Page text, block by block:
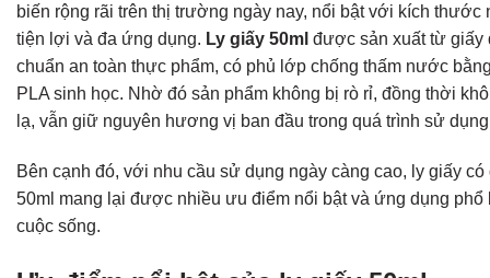
biến rộng rãi trên thị trường ngày nay, nổi bật với kích thước
tiện lợi và đa ứng dụng. Ly giấy 50ml được sản xuất từ giấy
chuẩn an toàn thực phẩm, có phủ lớp chống thấm nước
PLA sinh học. Nhờ đó sản phẩm không bị rò rỉ, đồng thời
lạ, vẫn giữ nguyên hương vị ban đầu trong quá trình sử
Bên cạnh đó, với nhu cầu sử dụng ngày càng cao, ly giấy có
50ml mang lại được nhiều ưu điểm nổi bật và ứng dụng phổ
cuộc sống.